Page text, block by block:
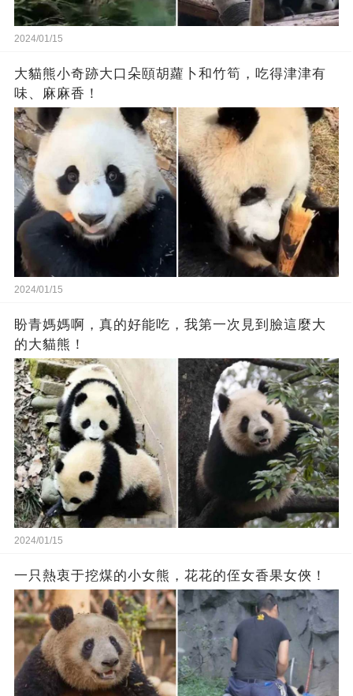
2024/01/15
大貓熊小奇跡大口朵頤胡蘿卜和竹筍，吃得津津有
味、麻麻香！
2024/01/15
盼青媽媽啊，真的好能吃，我第一次見到臉這麼大
的大貓熊！
2024/01/15
一只熱衷于挖煤的小女熊，花花的侄女香果女俠！